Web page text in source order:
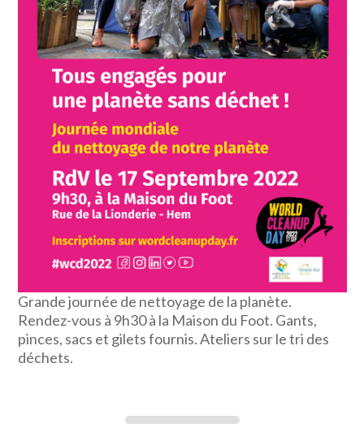
Grande journée de nettoyage de la planète.
Rendez-vous à 9h30 à la Maison du Foot. Gants,
pinces, sacs et gilets fournis. Ateliers sur le tri des
déchets.